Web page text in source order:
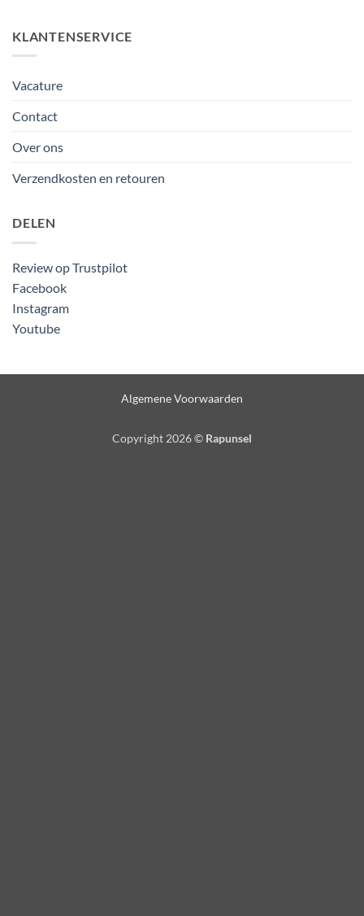
KLANTENSERVICE
Vacature
Contact
Over ons
Verzendkosten en retouren
DELEN
Review op Trustpilot
Facebook
Instagram
Youtube
Algemene Voorwaarden
Copyright 2026 © Rapunsel